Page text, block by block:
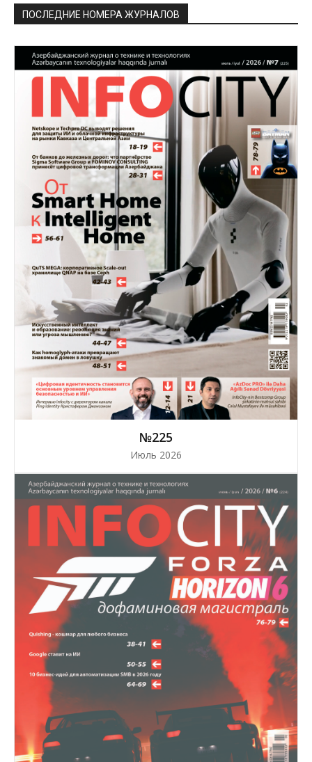
ПОСЛЕДНИЕ НОМЕРА ЖУРНАЛОВ
№225
Июль 2026